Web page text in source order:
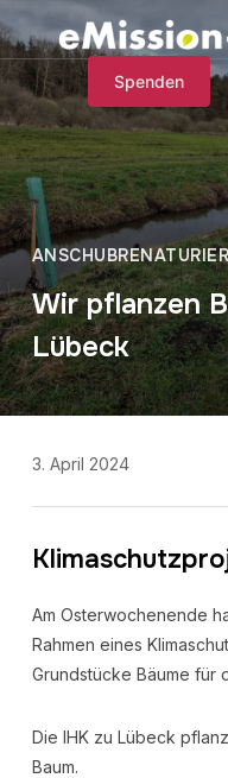
Spenden
Wir pflanzen
Lübeck
3. April 2024
Am Osterwochenende
Rahmen eines
Grundstücke Bäume für
Die IHK zu Lübeck
Baum.